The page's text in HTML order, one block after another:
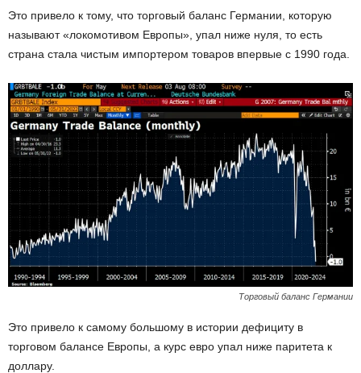
Это привело к тому, что торговый баланс Германии, которую
называют «локомотивом Европы», упал ниже нуля, то есть
страна стала чистым импортером товаров впервые с 1990 года.
Торговый баланс Германии
Это привело к самому большому в истории дефициту в
торговом балансе Европы, а курс евро упал ниже паритета к
доллару.